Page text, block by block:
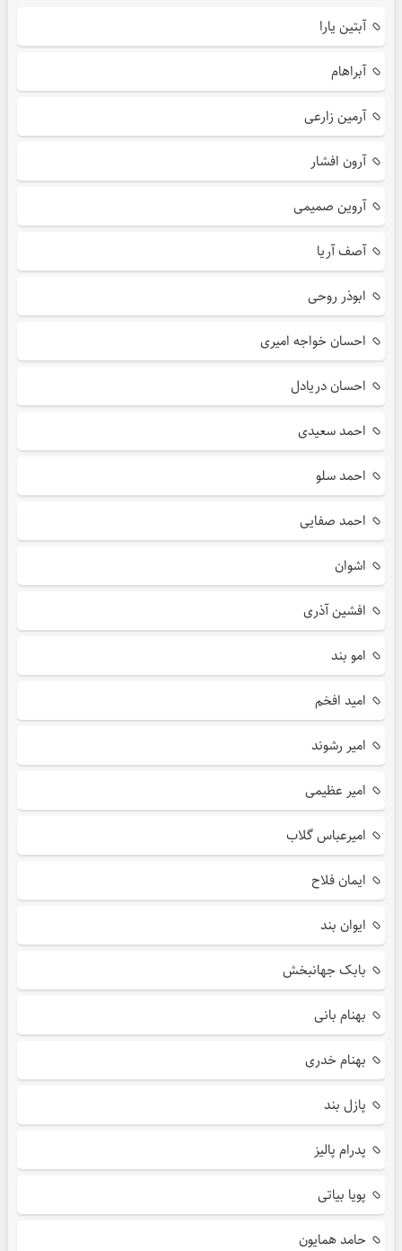
آبتین یارا
آبراهام
آرمین زارعی
آرون افشار
آروین صمیمی
آصف آریا
ابوذر روحی
احسان خواجه امیری
احسان دریادل
احمد سعیدی
احمد سلو
احمد صفایی
اشوان
افشین آذری
امو بند
امید افخم
امیر رشوند
امیر عظیمی
امیرعباس گلاب
ایمان فلاح
ایوان بند
بابک جهانبخش
بهنام بانی
بهنام خدری
پازل بند
پدرام پالیز
پویا بیاتی
حامد همایون